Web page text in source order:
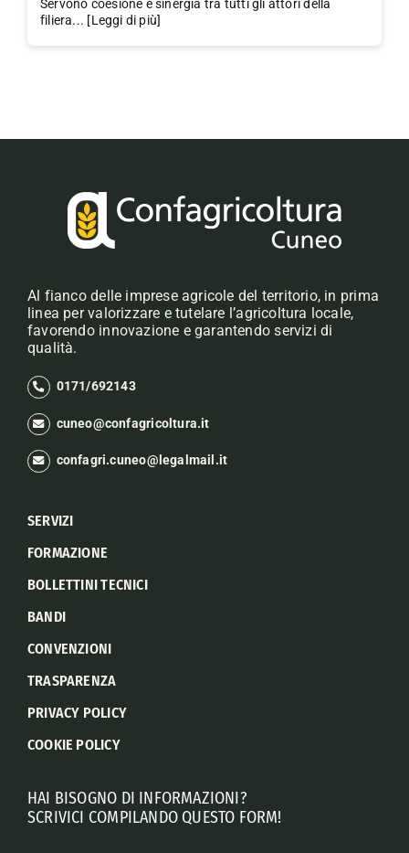
Servono coesione e sinergia tra tutti gli attori della
filiera... [Leggi di più]
Al fianco delle imprese agricole del territorio, in prima
linea per valorizzare e tutelare l’agricoltura locale,
favorendo innovazione e garantendo servizi di
qualità.
0171/692143
cuneo@confagricoltura.it
confagri.cuneo@legalmail.it
SERVIZI
FORMAZIONE
BOLLETTINI TECNICI
BANDI
CONVENZIONI
TRASPARENZA
PRIVACY POLICY
COOKIE POLICY
HAI BISOGNO DI INFORMAZIONI?
SCRIVICI COMPILANDO QUESTO FORM!